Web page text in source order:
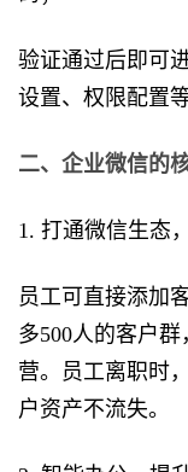
验证通过后即可
设置、权限配置等
二、企业微信的
1. 打通微信生态
员工可直接添加
多500人的客户
营。员工离职时
户资产不流失。